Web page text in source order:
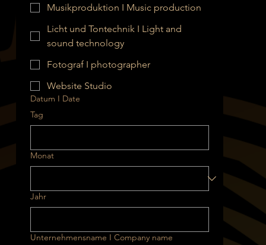
Musikproduktion I Music production
Licht und Tontechnik I Light and
sound technology
Fotograf I photographer
Website Studio
Datum I Date
Tag
Monat
Jahr
Unternehmensname I Company name